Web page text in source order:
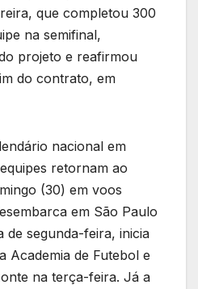
que completou 300
na semifinal,
projeto e reafirmou
do contrato, em
nacional em
retornam ao
(30) em voos
em São Paulo
de segunda-feira, inicia
Academia de Futebol e
na terça-feira. Já a